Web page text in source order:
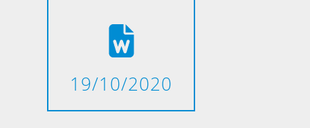
19/10/2020